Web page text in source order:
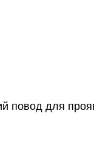
повод для